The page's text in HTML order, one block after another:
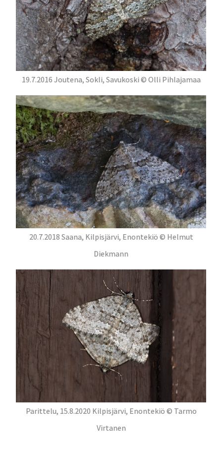
19.7.2016 Joutena, Sokli, Savukoski © Olli Pihlajamaa
20.7.2018 Saana, Kilpisjärvi, Enontekiö © Helmut
Diekmann
Parittelu, 15.8.2020 Kilpisjärvi, Enontekiö © Tarmo
Virtanen